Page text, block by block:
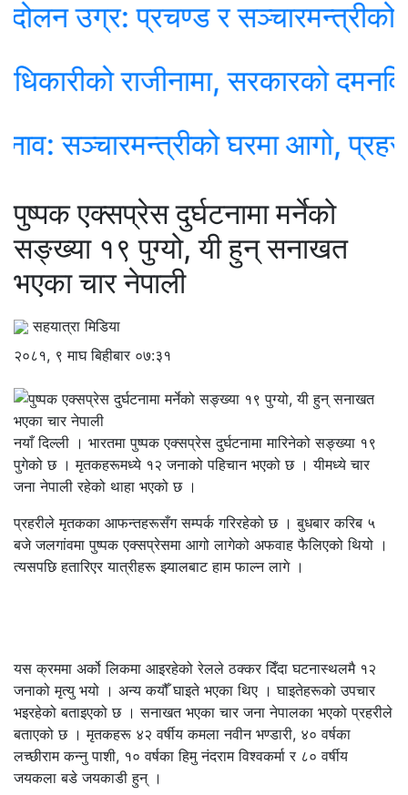
प्रचण्ड र सञ्चारमन्त्रीको
राजीनामा, सरकारको दमनविरुद्ध
घरमा आगो, प्रहरी
पुष्पक एक्सप्रेस दुर्घटनामा मर्नेको
सङ्ख्या १९ पुग्यो, यी हुन् सनाखत
भएका चार नेपाली
सहयात्रा मिडिया
२०८१, ९ माघ बिहीबार ०७:३१
नयाँ दिल्ली । भारतमा पुष्पक एक्सप्रेस दुर्घटनामा मारिनेको सङ्ख्या १९
पुगेको छ । मृतकहरूमध्ये १२ जनाको पहिचान भएको छ । यीमध्ये चार
जना नेपाली रहेको थाहा भएको छ ।
प्रहरीले मृतकका आफन्तहरूसँग सम्पर्क गरिरहेको छ । बुधबार करिब ५
बजे जलगांवमा पुष्पक एक्सप्रेसमा आगो लागेको अफवाह फैलिएको थियो ।
त्यसपछि हतारिएर यात्रीहरू झ्यालबाट हाम फाल्न लागे ।
यस क्रममा अर्को लिकमा आइरहेको रेलले ठक्कर दिँदा घटनास्थलमै १२
जनाको मृत्यु भयो । अन्य कयौँ घाइते भएका थिए । घाइतेहरूको उपचार
भइरहेको बताइएको छ । सनाखत भएका चार जना नेपालका भएको प्रहरीले
बताएको छ । मृतकहरू ४२ वर्षीय कमला नवीन भण्डारी, ४० वर्षका
लच्छीराम कन्नु पाशी, १० वर्षका हिमु नंदराम विश्वकर्मा र ८० वर्षीय
जयकला बडे जयकाडी हुन् ।